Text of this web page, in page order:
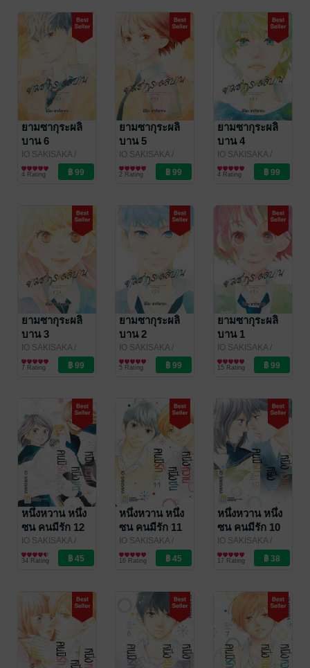
ยามซากุระผลิ
บาน 6
IO SAKISAKA/
Bongkoch
Publishing
การ์ตูนผู้หญิง
4 Rating
ยามซากุระผลิ
บาน 5
IO SAKISAKA/
Bongkoch
Publishing
การ์ตูนผู้หญิง
2 Rating
ยามซากุระผลิ
บาน 4
IO SAKISAKA/
Bongkoch
Publishing
การ์ตูนผู้หญิง
4 Rating
ยามซากุระผลิ
บาน 3
IO SAKISAKA/
Bongkoch
Publishing
การ์ตูนผู้หญิง
7 Rating
ยามซากุระผลิ
บาน 2
IO SAKISAKA/
Bongkoch
Publishing
การ์ตูนผู้หญิง
5 Rating
ยามซากุระผลิ
บาน 1
IO SAKISAKA/
Bongkoch
Publishing
การ์ตูนผู้หญิง
15 Rating
หนึ่งหวาน หนึ่ง
ซน คนมีรัก 12
(เล่มจบ)
IO SAKISAKA/
Bongkoch
Publishing
การ์ตูนผู้หญิง
34 Rating
หนึ่งหวาน หนึ่ง
ซน คนมีรัก 11
IO SAKISAKA/
Bongkoch
Publishing
การ์ตูนผู้หญิง
16 Rating
หนึ่งหวาน หนึ่ง
ซน คนมีรัก 10
IO SAKISAKA/
Bongkoch
Publishing
การ์ตูนผู้หญิง
17 Rating